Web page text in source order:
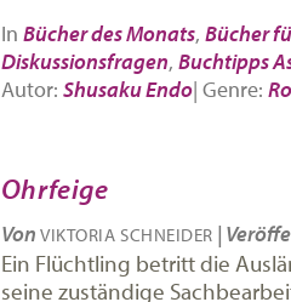
In Bücher des Monats, Bücher
Diskussionsfragen, Buchtipps
Autor: Shusaku Endo| Genre:
Ohrfeige
Von VIKTORIA SCHNEIDER |
Ein Flüchtling betritt die
seine zuständige